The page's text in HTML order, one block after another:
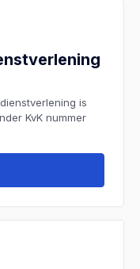
is
KvK nummer